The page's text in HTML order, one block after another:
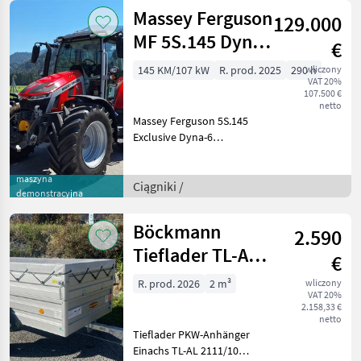
Nutzlast 1003kg gebremste
Ausf
maszyna
demonstracyjna
Massey Ferguson
MF 5S.145 Dyna-
6 Exclusive
129.000
€
wliczony
VAT 20%
107.500 €
netto
145 KM/107 kW R. prod. 2025 290 h
Massey Ferguson 5S.145
Exclusive Dyna-6
Fahrschule) Motor und
Abgastechnik *
km/h * Ab
Ciągniki /
Böckmann
Tieflader TL-AL
2111/10 1000kg
2.590
€
wliczony
VAT 20%
2.158,33 €
netto
R. prod. 2026 2 m³
Tieflader PKW-Anhänger
Einachs TL-AL 2111/10